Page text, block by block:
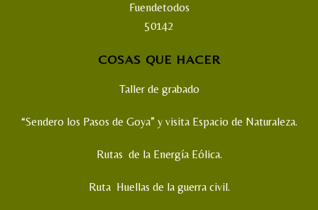
Fuendetodos
50142
COSAS QUE HACER
Taller de grabado
“Sendero los Pasos de Goya” y visita Espacio de Naturaleza.
Rutas de la Energía Eólica.
Ruta Huellas de la guerra civil.